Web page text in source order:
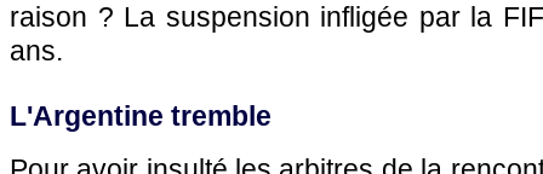
raison ? La suspension infligée par la
ans.
L'Argentine tremble